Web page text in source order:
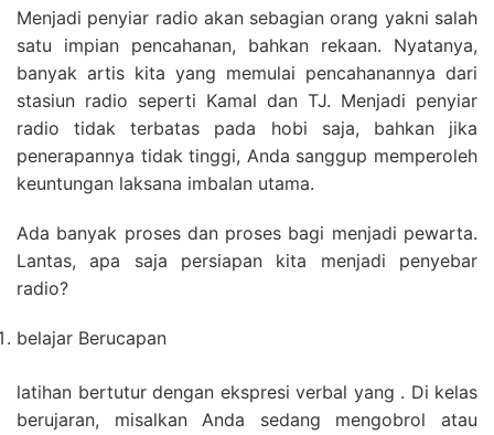
Menjadi penyiar radio akan sebagian orang yakni salah
satu impian pencahanan, bahkan rekaan. Nyatanya,
banyak artis kita yang memulai pencahanannya dari
stasiun radio seperti Kamal dan TJ. Menjadi penyiar
radio tidak terbatas pada hobi saja, bahkan jika
penerapannya tidak tinggi, Anda sanggup memperoleh
keuntungan laksana imbalan utama.
Ada banyak proses dan proses bagi menjadi pewarta.
Lantas, apa saja persiapan kita menjadi penyebar
radio?
belajar Berucapan
latihan bertutur dengan ekspresi verbal yang . Di kelas
berujaran, misalkan Anda sedang mengobrol atau